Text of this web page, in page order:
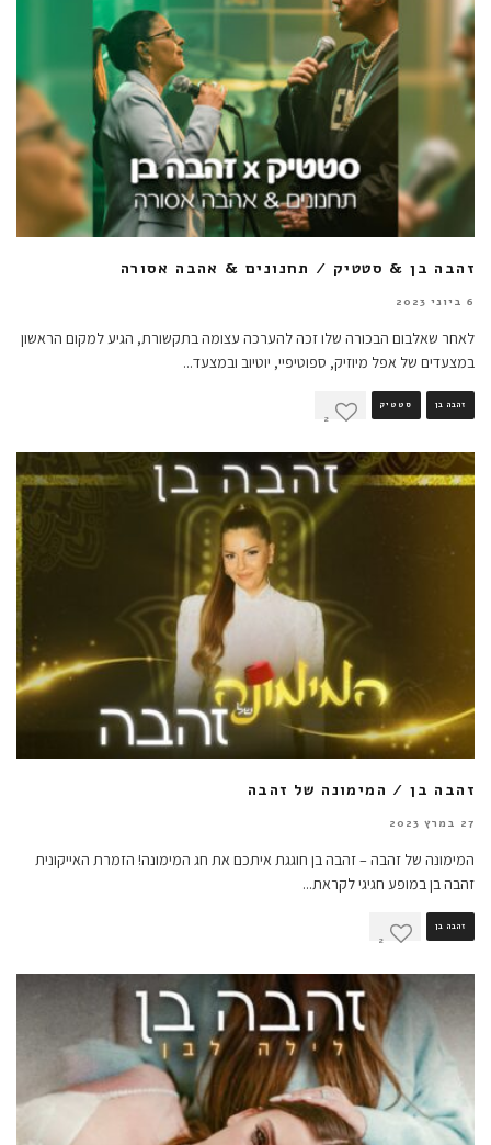
זהבה בן & סטטיק / תחנונים & אהבה אסורה
6 ביוני 2023
לאחר שאלבום הבכורה שלו זכה להערכה עצומה בתקשורת, הגיע למקום הראשון
במצעדים של אפל מיוזיק, ספוטיפיי, יוטיוב ובמצעד...
זהבה בן סטטיק
2
זהבה בן / המימונה של זהבה
27 במרץ 2023
המימונה של זהבה – זהבה בן חוגגת איתכם את חג המימונה! הזמרת האייקונית
זהבה בן במופע חגיגי לקראת...
זהבה בן
2